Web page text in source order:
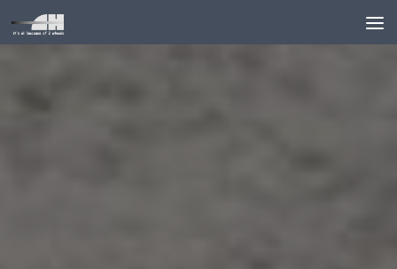
Unter dem Inhalt